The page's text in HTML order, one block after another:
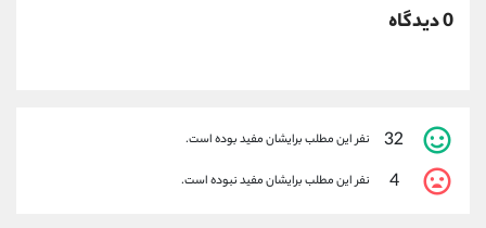
0 دیدگاه
32 نفر این مطلب برایشان مفید بوده است.
4 نفر این مطلب برایشان مفید نبوده است.